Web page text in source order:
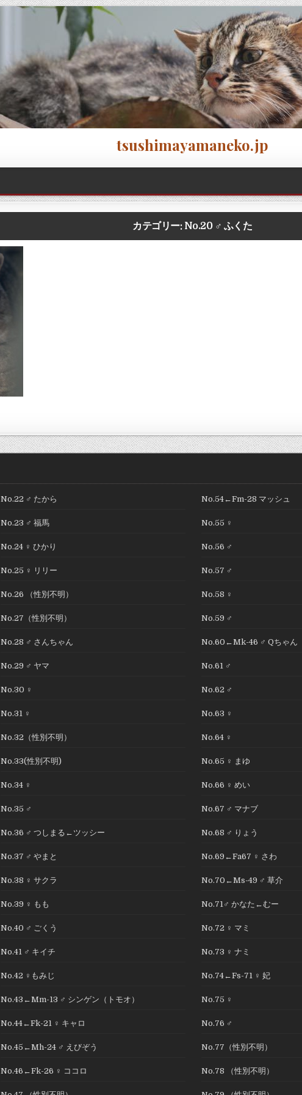
tsushimayamaneko.jp
カテゴリー: No.20 ♂ ふくた
No.22 ♂ たから
No.23 ♂ 福馬
No.24 ♀ ひかり
No.25 ♀ リリー
No.26 （性別不明）
No.27（性別不明）
No.28 ♂ さんちゃん
No.29 ♂ ヤマ
No.30 ♀
No.31 ♀
No.32（性別不明）
No.33(性別不明)
No.34 ♀
No.35 ♂
No.36 ♂ つしまる←ツッシー
No.37 ♂ やまと
No.38 ♀ サクラ
No.39 ♀ もも
No.40 ♂ ごくう
No.41 ♂ キイチ
No.42 ♀もみじ
No.43←Mm-13 ♂ シンゲン（トモオ）
No.44←Fk-21 ♀ キャロ
No.45←Mh-24 ♂ えびぞう
No.46←Fk-26 ♀ ココロ
No.54←Fm-28 マッシュ
No.55 ♀
No.56 ♂
No.57 ♂
No.58 ♀
No.59 ♂
No.60←Mk-46 ♂ Qちゃん
No.61 ♂
No.62 ♂
No.63 ♀
No.64 ♀
No.65 ♀ まゆ
No.66 ♀ めい
No.67 ♂ マナブ
No.68 ♂ りょう
No.69←Fa67 ♀ さわ
No.70←Ms-49 ♂ 草介
No.71♂ かなた←むー
No.72 ♀ マミ
No.73 ♀ ナミ
No.74←Fs-71 ♀ 妃
No.75 ♀
No.76 ♂
No.77（性別不明）
No.78 （性別不明）